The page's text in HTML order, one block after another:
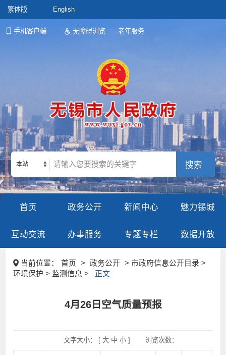
繁体版 English
手机客户端 无障碍浏览 老年服务
本站
首页 政务公开 新闻中心 魅力锡城
互动交流 办事服务 专题专栏 数据开放
当前位置： 首页 > 政务公开
> 市政府信息公开目录 >
环境保护 > 监测信息 >
正文
4月26日空气质量预报
文字大小： [ 大 中 小] 浏览次数：